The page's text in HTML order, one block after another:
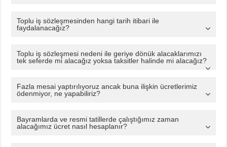
Toplu iş sözleşmesinden hangi tarih itibari ile
faydalanacağız?
Toplu iş sözleşmesi nedeni ile geriye dönük alacaklarımızı
tek seferde mi alacağız yoksa taksitler halinde mi alacağız?
Fazla mesai yaptırılıyoruz ancak buna ilişkin ücretlerimiz
ödenmiyor, ne yapabiliriz?
Bayramlarda ve resmi tatillerde çalıştığımız zaman
alacağımız ücret nasıl hesaplanır?